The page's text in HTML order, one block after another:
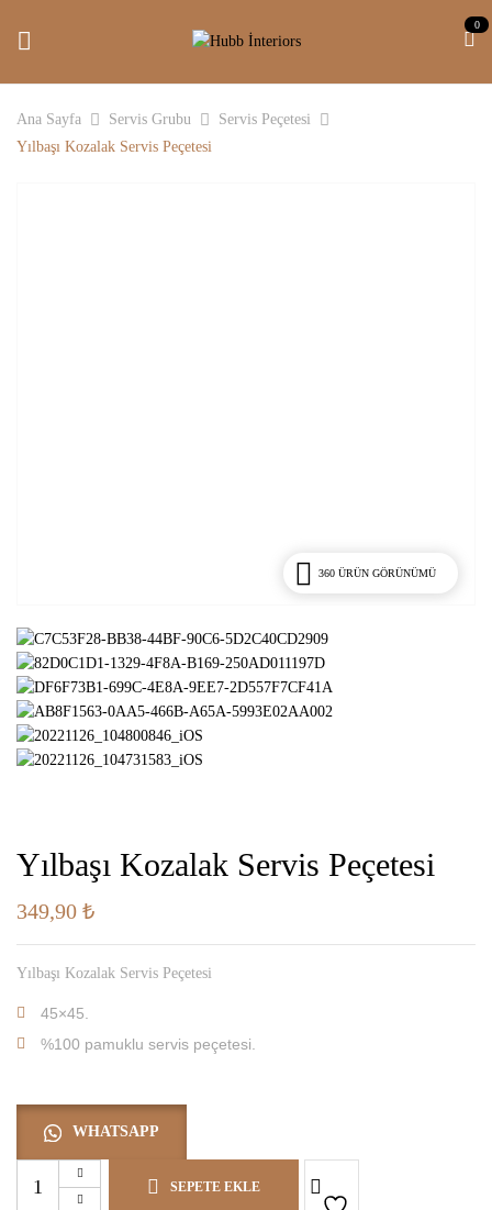
0
Ana Sayfa Servis Grubu
Servis Peçetesi
Yılbaşı Kozalak Servis Peçetesi
360 ÜRÜN GÖRÜNÜMÜ
Yılbaşı Kozalak Servis Peçetesi
349,90 ₺
Yılbaşı Kozalak Servis Peçetesi
45×45.
%100 pamuklu servis peçetesi.
WHATSAPP
Kozalak
SEPETE EKLE